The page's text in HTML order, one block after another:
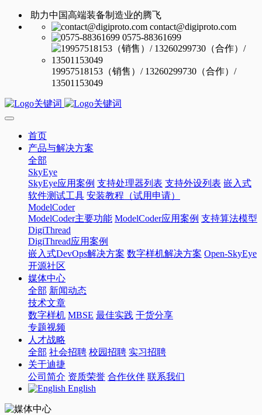
助力中国高端装备制造业的腾飞
contact@digiproto.com
0575-88361699
19957518153（销售）/ 13260299730（合作）/
13501153049
首页
产品与解决方案
全部
SkyEye
SkyEye应用案例 支持处理器列表 支持外设列表 嵌入式
软件测试工具 安装教程（试用申请）
ModelCoder
ModelCoder主要功能 ModelCoder应用案例 支持算法模型
DigiThread
DigiThread应用案例
嵌入式DevOps解决方案 数字样机解决方案 Open-SkyEye
开源社区
媒体中心
全部 新闻动态
技术文章
数字样机 MBSE 最佳实践 干货分享
专题视频
人才战略
全部 社会招聘 校园招聘 实习招聘
关于迪捷
公司简介 资质荣誉 合作伙伴 联系我们
English